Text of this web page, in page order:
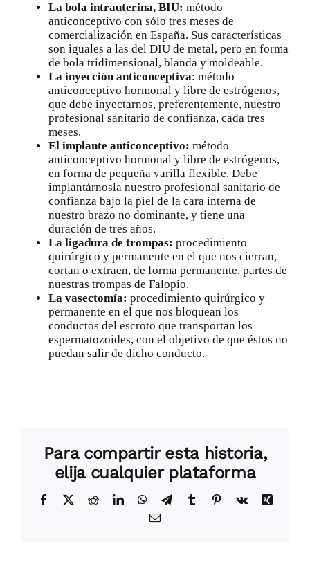
La bola intrauterina, BIU: método
anticonceptivo con sólo tres meses de
comercialización en España. Sus características
son iguales a las del DIU de metal, pero en forma
de bola tridimensional, blanda y moldeable.
La inyección anticonceptiva: método
anticonceptivo hormonal y libre de estrógenos,
que debe inyectarnos, preferentemente, nuestro
profesional sanitario de confianza, cada tres
meses.
El implante anticonceptivo: método
anticonceptivo hormonal y libre de estrógenos,
en forma de pequeña varilla flexible. Debe
implantárnosla nuestro profesional sanitario de
confianza bajo la piel de la cara interna de
nuestro brazo no dominante, y tiene una
duración de tres años.
La ligadura de trompas: procedimiento
quirúrgico y permanente en el que nos cierran,
cortan o extraen, de forma permanente, partes de
nuestras trompas de Falopio.
La vasectomía: procedimiento quirúrgico y
permanente en el que nos bloquean los
conductos del escroto que transportan los
espermatozoides, con el objetivo de que éstos no
puedan salir de dicho conducto.
Para compartir esta historia,
elija cualquier plataforma
Facebook
X RedditLinkedInWhatsApp
TelegramTumblrPinterest
Vk
Xing
Correo